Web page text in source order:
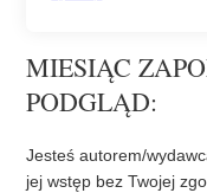
MIESIĄC
PODGLĄD:
Jesteś autorem/
jej wstęp bez Twojej